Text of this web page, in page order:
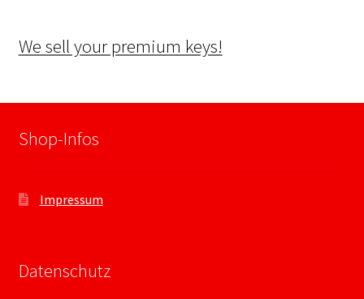
We sell your premium keys!
Shop-Infos
Impressum
Datenschutz